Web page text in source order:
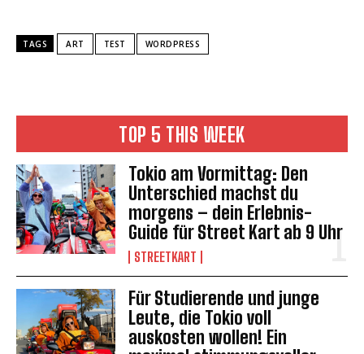
TOP 5 THIS WEEK
Tokio am Vormittag: Den
Unterschied machst du
morgens – dein Erlebnis-
Guide für Street Kart ab 9 Uhr
STREETKART
Für Studierende und junge
Leute, die Tokio voll
auskosten wollen! Ein
TAGS ART TEST WORDPRESS